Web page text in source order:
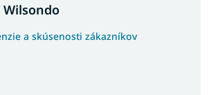
a skúsenosti zákazníkov